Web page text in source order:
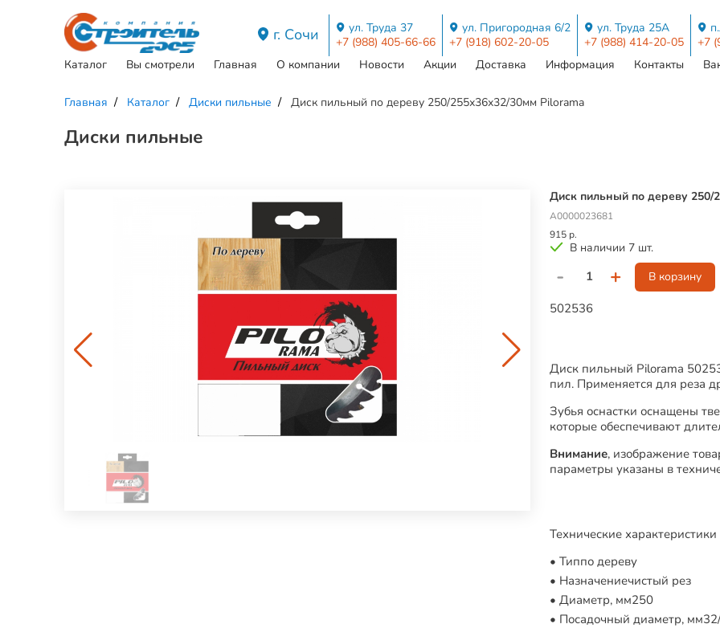
г. Сочи
ул. Труда 37
+7 (988) 405-66-66
ул. Пригородная 6/2
+7 (918) 602-20-05
ул. Труда 25А
+7 (988) 414-20-05
+7
Каталог
Вы смотрели Главная О компании Новости Акции Доставка Информация Контакты
Главная Каталог Диски пильные Диск пильный по дереву 250/255х36х32/30мм Pilorama
Диски пильные
Диск пильный по дереву 250/
А0000023681
915 р.
В наличии 7 шт.
- + В корзину
502536
Диск пильный Pilorama
пил. Применяется для реза
Зубья оснастки оснащены
которые обеспечивают
Внимание, изображение
параметры указаны в
Технические
Типпо дереву
Назначениечистый рез
Диаметр, мм250
Посадочный диаметр, мм